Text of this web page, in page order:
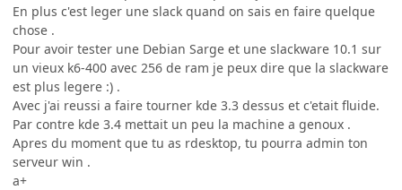
En plus c'est leger une slack quand on sais en faire quelque
chose .
Pour avoir tester une Debian Sarge et une slackware 10.1 sur
un vieux k6-400 avec 256 de ram je peux dire que la slackware
est plus legere :) .
Avec j'ai reussi a faire tourner kde 3.3 dessus et c'etait fluide.
Par contre kde 3.4 mettait un peu la machine a genoux .
Apres du moment que tu as rdesktop, tu pourra admin ton
serveur win .
a+